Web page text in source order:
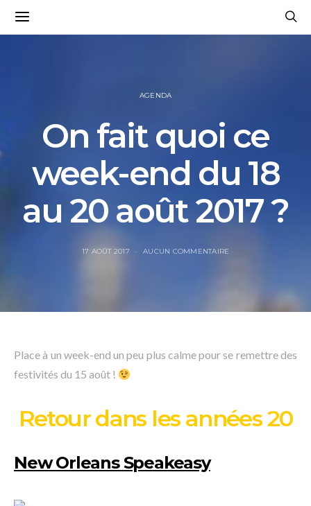
AGENDA
On fait quoi ce
week-end du 18
au 20 août 2017 ?
17 AOÛT 2017 AUCUN COMMENTAIRE
Place à un week-end un peu plus calme pour se remettre des
festivités du 15 août !
Retour dans les années 20
New Orleans Speakeasy